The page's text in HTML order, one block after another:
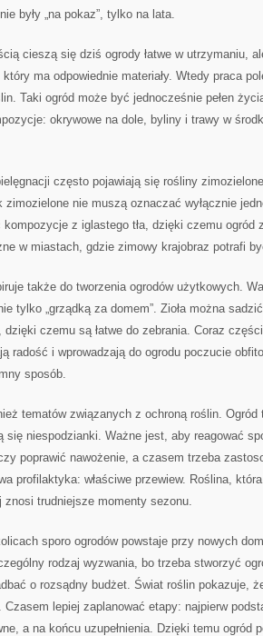
były „na pokaz”, tylko na lata.
cieszą się dziś ogrody łatwe w utrzymaniu,
ma odpowiednie materiały. Wtedy praca
Taki ogród może być jednocześnie pełen
okrywowe na dole, byliny i trawy w
często pojawiają się rośliny
zimozielone nie muszą oznaczać wyłącznie
kompozycje z iglastego tła, dzięki czemu ogród
w miastach, gdzie zimowy krajobraz potrafi
także do tworzenia ogrodów użytkowych.
tylko „grządką za domem”. Zioła można
dzięki czemu są łatwe do zebrania. Coraz
radość i wprowadzają do ogrodu poczucie
sposób.
tematów związanych z ochroną roślin.
się niespodzianki. Ważne jest, aby reagować
poprawić nawożenie, a czasem trzeba
profilaktyka: właściwe przewiew. Roślina,
znosi trudniejsze momenty sezonu.
sporo ogrodów powstaje przy nowych
rodzaj wyzwania, bo trzeba stworzyć
o rozsądny budżet. Świat roślin pokazuje,
lepiej zaplanować etapy: najpierw
a na końcu uzupełnienia. Dzięki temu ogród